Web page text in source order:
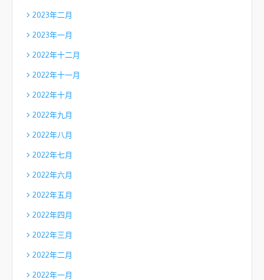
2023年二月
2023年一月
2022年十二月
2022年十一月
2022年十月
2022年九月
2022年八月
2022年七月
2022年六月
2022年五月
2022年四月
2022年三月
2022年二月
2022年一月